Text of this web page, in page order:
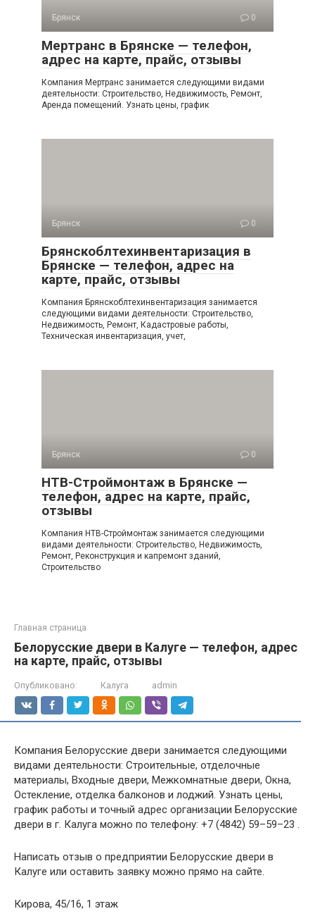
Брянск 0
Мертранс в Брянске — телефон,
адрес на карте, прайс, отзывы
Компания Мертранс занимается следующими видами
деятельности: Строительство, Недвижимость, Ремонт,
Аренда помещений. Узнать цены, график
Брянск 0
Брянскоблтехинвентаризация в
Брянске — телефон, адрес на
карте, прайс, отзывы
Компания Брянскоблтехинвентаризация занимается
следующими видами деятельности: Строительство,
Недвижимость, Ремонт, Кадастровые работы,
Техническая инвентаризация, учет,
Брянск 0
НТВ-Строймонтаж в Брянске —
телефон, адрес на карте, прайс,
отзывы
Компания НТВ-Строймонтаж занимается следующими
видами деятельности: Строительство, Недвижимость,
Ремонт, Реконструкция и капремонт зданий,
Строительство
Главная страница
Белорусские двери в Калуге — телефон, адрес
на карте, прайс, отзывы
Опубликовано: Калуга admin
Компания Белорусские двери занимается следующими
видами деятельности: Строительные, отделочные
материалы, Входные двери, Межкомнатные двери, Окна,
Остекление, отделка балконов и лоджий. Узнать цены,
график работы и точный адрес организации Белорусские
двери в г. Калуга можно по телефону: +7 (4842) 59–59–23 .
Написать отзыв о предприятии Белорусские двери в
Калуге или оставить заявку можно прямо на сайте.
Кирова, 45/16, 1 этаж